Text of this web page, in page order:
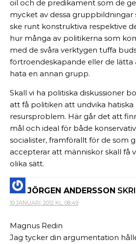
oil och de predikament som de
mycket av dessa
ske runt konstruktiva respektive
hur många av politikerna som
med de svåra verktygen tuffa
förtroendeskapande eller de
hata en annan grupp.
Skall vi ha politiska diskussioner
att få politiken att undvika hatiska
resursproblem. Här går det att
mål och ideal för både
socialister, framförallt för de som
accepterar att människor skall få
olika sätt.
JÖRGEN ANDERSSON
10 JANUARI, 2012 KL. 08:49
Magnus Redin
Jag tycker din argumentation